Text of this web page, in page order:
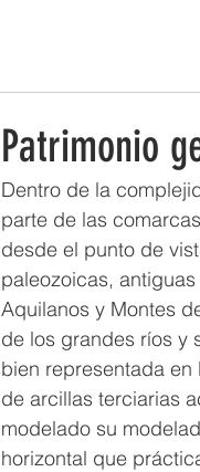
Patrimonio
Dentro de la
parte de las
desde el punto de
paleozoicas,
Aquilanos y Montes
de los grandes ríos y
bien representada
de arcillas terciarias
modelado su
horizontal que